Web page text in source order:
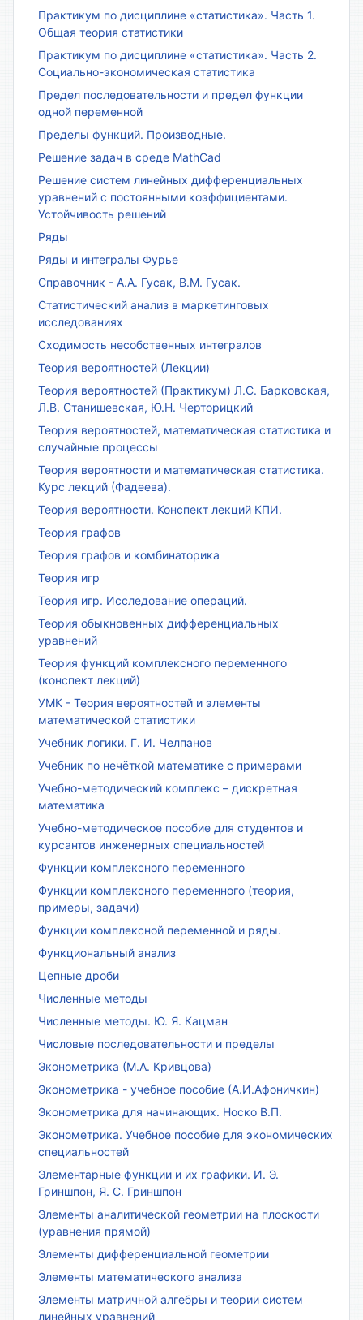
Практикум по дисциплине «статистика». Часть 1.
Общая теория статистики
Практикум по дисциплине «статистика». Часть 2.
Социально-экономическая статистика
Предел последовательности и предел функции
одной переменной
Пределы функций. Производные.
Решение задач в среде MathCad
Решение систем линейных дифференциальных
уравнений с постоянными коэффициентами.
Устойчивость решений
Ряды
Ряды и интегралы Фурье
Справочник - А.А. Гусак, В.М. Гусак.
Статистический анализ в маркетинговых
исследованиях
Сходимость несобственных интегралов
Теория вероятностей (Лекции)
Теория вероятностей (Практикум) Л.С. Барковская,
Л.В. Станишевская, Ю.Н. Черторицкий
Теория вероятностей, математическая статистика и
случайные процессы
Теория вероятности и математическая статистика.
Курс лекций (Фадеева).
Теория вероятности. Конспект лекций КПИ.
Теория графов
Теория графов и комбинаторика
Теория игр
Теория игр. Исследование операций.
Теория обыкновенных дифференциальных
уравнений
Теория функций комплексного переменного
(конспект лекций)
УМК - Теория вероятностей и элементы
математической статистики
Учебник логики. Г. И. Челпанов
Учебник по нечёткой математике с примерами
Учебно-методический комплекс – дискретная
математика
Учебно-методическое пособие для студентов и
курсантов инженерных специальностей
Функции комплексного переменного
Функции комплексного переменного (теория,
примеры, задачи)
Функции комплексной переменной и ряды.
Функциональный анализ
Цепные дроби
Численные методы
Численные методы. Ю. Я. Кацман
Числовые последовательности и пределы
Эконометрика (М.А. Кривцова)
Эконометрика - учебное пособие (А.И.Афоничкин)
Эконометрика для начинающих. Носко В.П.
Эконометрика. Учебное пособие для экономических
специальностей
Элементарные функции и их графики. И. Э.
Гриншпон, Я. С. Гриншпон
Элементы аналитической геометрии на плоскости
(уравнения прямой)
Элементы дифференциальной геометрии
Элементы математического анализа
Элементы матричной алгебры и теории систем
линейных уравнений